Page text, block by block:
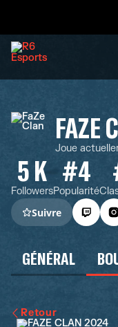
FAZE
Joue
5 K
Followers
#4
Popularité
Suivre
GÉNÉRAL
Retour